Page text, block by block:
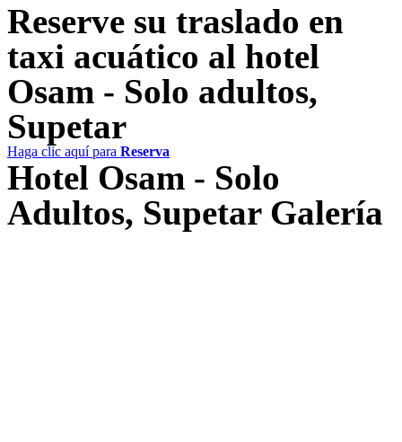
Reserve su traslado en
taxi acuático al hotel
Osam - Solo adultos,
Supetar​
Haga clic aquí para Reserva
Hotel Osam - Solo
Adultos, Supetar​ Galería